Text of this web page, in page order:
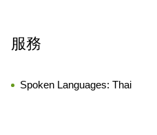
服務
Spoken Languages: Thai